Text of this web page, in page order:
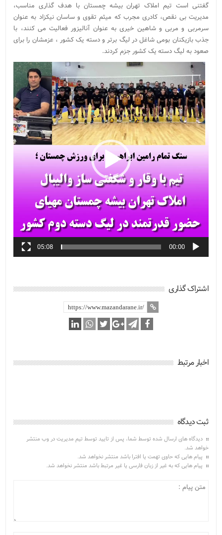
گفتنی است تیم املاک تهران بیشه چمستان با هدف گذاری مناسب،
مدیریت بی نقص، کادری مجرب که میثم تقوی و ساسان نیکزاد به عنوان
سرمربی و مربی و شاهین خیری به عنوان آنالیزور فعالیت می کنند، با
جذب بازیکنان بومی شاغل در لیگ برتر و دسته یک کشور ، عزمشان را برای
صعود به لیگ دسته یک کشور جزم کردند.
نمایشگر
ویدیو
00:00
05:08
اشتراک گذاری
اخبار مرتبط
ثبت دیدگاه
دیدگاه های ارسال شده توسط شما، پس از تایید توسط تیم مدیریت در وب منتشر
خواهد شد.
پیام هایی که حاوی تهمت یا افترا باشد منتشر نخواهد شد.
پیام هایی که به غیر از زبان فارسی یا غیر مرتبط باشد منتشر نخواهد شد.